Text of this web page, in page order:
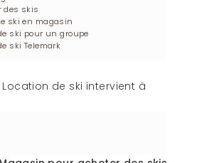
des skis
ski en magasin
ski pour un groupe
ski Telemark
Location de ski intervient à